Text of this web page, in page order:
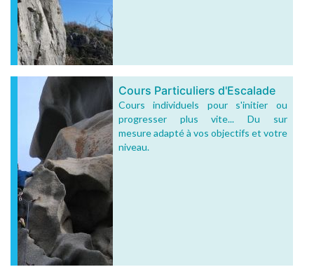
Cours Particuliers d'Escalade
Cours individuels pour s'initier ou
progresser plus vite... Du sur
mesure adapté à vos objectifs et votre
niveau.